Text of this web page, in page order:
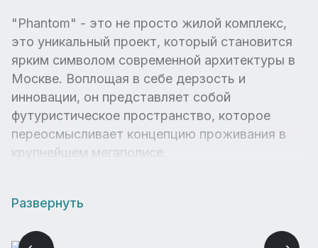
"Phantom" - это не просто жилой комплекс,
это уникальный проект, который становится
ярким символом современной архитектуры в
Москве. Воплощая в себе дерзость и
инновации, он представляет собой
футуристическое пространство, которое
переосмысливает концепцию проживания в
крупнейшем мегаполисе.
Развернуть